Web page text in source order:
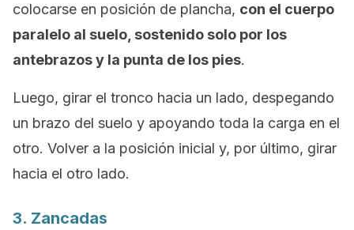
colocarse en posición de plancha, con el cuerpo
paralelo al suelo, sostenido solo por los
antebrazos y la punta de los pies.
Luego, girar el tronco hacia un lado, despegando
un brazo del suelo y apoyando toda la carga en el
otro. Volver a la posición inicial y, por último, girar
hacia el otro lado.
3. Zancadas